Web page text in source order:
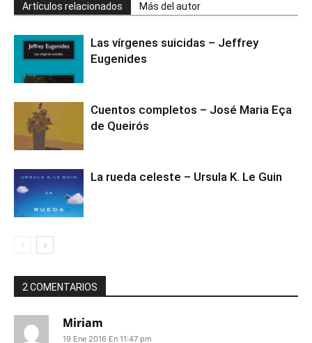
Artículos relacionados Más del autor
Las vírgenes suicidas – Jeffrey
Eugenides
Cuentos completos – José Maria Eça
de Queirós
La rueda celeste – Ursula K. Le Guin
2 COMENTARIOS
Miriam
19 Ene 2016 En 11:47 pm